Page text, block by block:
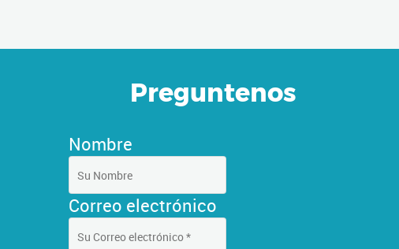
Preguntenos
Nombre
Correo electrónico